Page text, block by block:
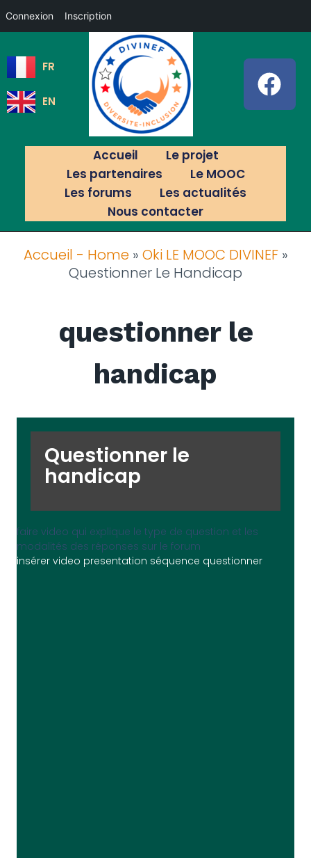
Connexion Inscription
FR
EN
Accueil
Le projet
Les partenaires
Le MOOC
Les forums
Les actualités
Nous contacter
Accueil - Home» Oki LE MOOC DIVINEF»
Questionner Le Handicap
questionner le
handicap
Questionner le
handicap
faire video qui explique le type de question et les
modalités des réponses sur le forum
insérer video presentation séquence questionner